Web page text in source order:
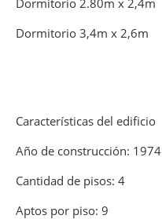
Dormitorio 3,4m x 2,6m
Características del edificio
Año de construcción: 1974
Cantidad de pisos: 4
Aptos por piso: 9